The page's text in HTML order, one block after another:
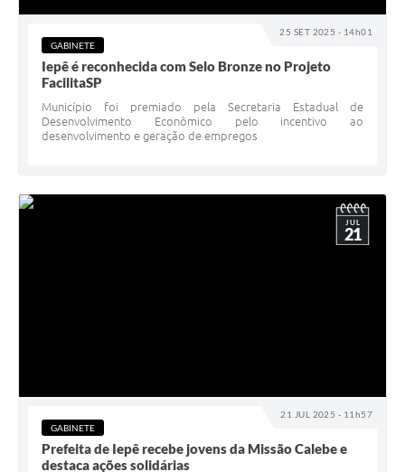
25 SET 2025 - 14h01
GABINETE
Iepê é reconhecida com Selo Bronze no Projeto
FacilitaSP
Município foi premiado pela Secretaria Estadual de
Desenvolvimento Econômico pelo incentivo ao
desenvolvimento e geração de empregos
21 JUL 2025 - 11h57
JUL
21
GABINETE
Prefeita de Iepê recebe jovens da Missão Calebe e
destaca ações solidárias